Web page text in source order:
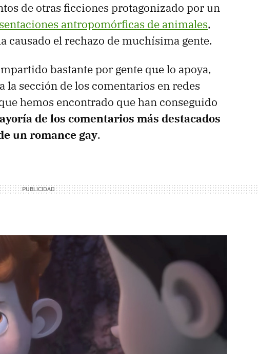
de otras ficciones protagonizado por un
antropomórficas de animales,
causado el rechazo de muchísima gente.
bastante por gente que lo apoya,
la sección de los comentarios en redes
hemos encontrado que han conseguido
de los comentarios más destacados
un romance gay.